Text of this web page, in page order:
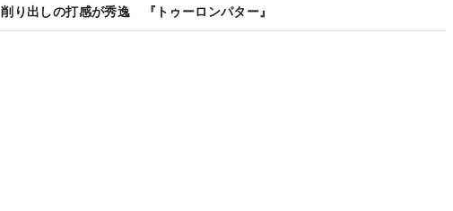
削り出しの打感が秀逸 『トゥーロンパター』